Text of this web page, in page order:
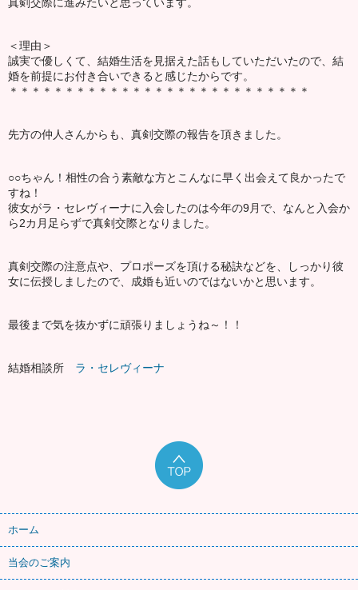
＜理由＞
誠実で優しくて、結婚生活を見据えた話もしていただいたので、結
婚を前提にお付き合いできると感じたからです。
＊＊＊＊＊＊＊＊＊＊＊＊＊＊＊＊＊＊＊＊＊＊＊＊＊＊＊
先方の仲人さんからも、真剣交際の報告を頂きました。
○○ちゃん！相性の合う素敵な方とこんなに早く出会えて良かったで
すね！
彼女がラ・セレヴィーナに入会したのは今年の9月で、なんと入会か
ら2カ月足らずで真剣交際となりました。
真剣交際の注意点や、プロポーズを頂ける秘訣などを、しっかり彼
女に伝授しましたので、成婚も近いのではないかと思います。
最後まで気を抜かずに頑張りましょうね～！！
結婚相談所 ラ・セレヴィーナ
ホーム
当会のご案内